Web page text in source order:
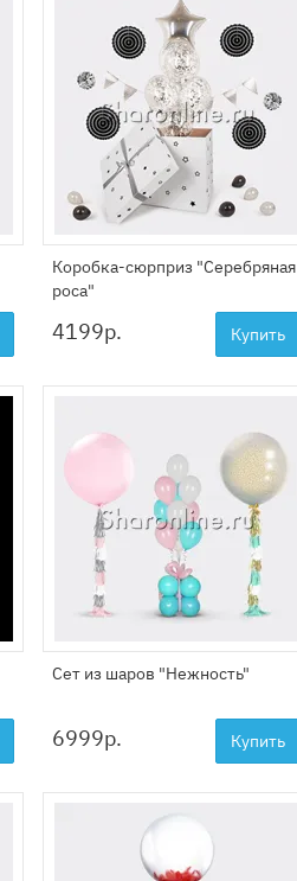
Коробка-сюрприз "Серебряная
роса"
4199р. Купить
Сет из шаров "Нежность"
6999р. Купить